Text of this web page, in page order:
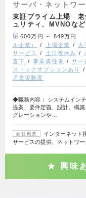
サーバ・ネットワ
東証プライム上場
ュリティ、MVNOな
600万円 ～ 849万円
ル企業）
上場企業 大
サービス
土日祝休み
直下
事業責任者 サー
ストックオプションあり
児支援制度
◆職務内容： システムイン
提案、要件定義、設計、構
グレーションや…
会社概要
インターネット
サービスの提供、ネットワ
興味